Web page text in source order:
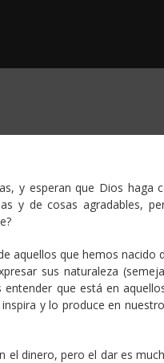
y esperan que Dios haga
y de cosas agradables,
aquellos que hemos
sus naturaleza
que está en
y lo produce en
dinero, pero el dar es